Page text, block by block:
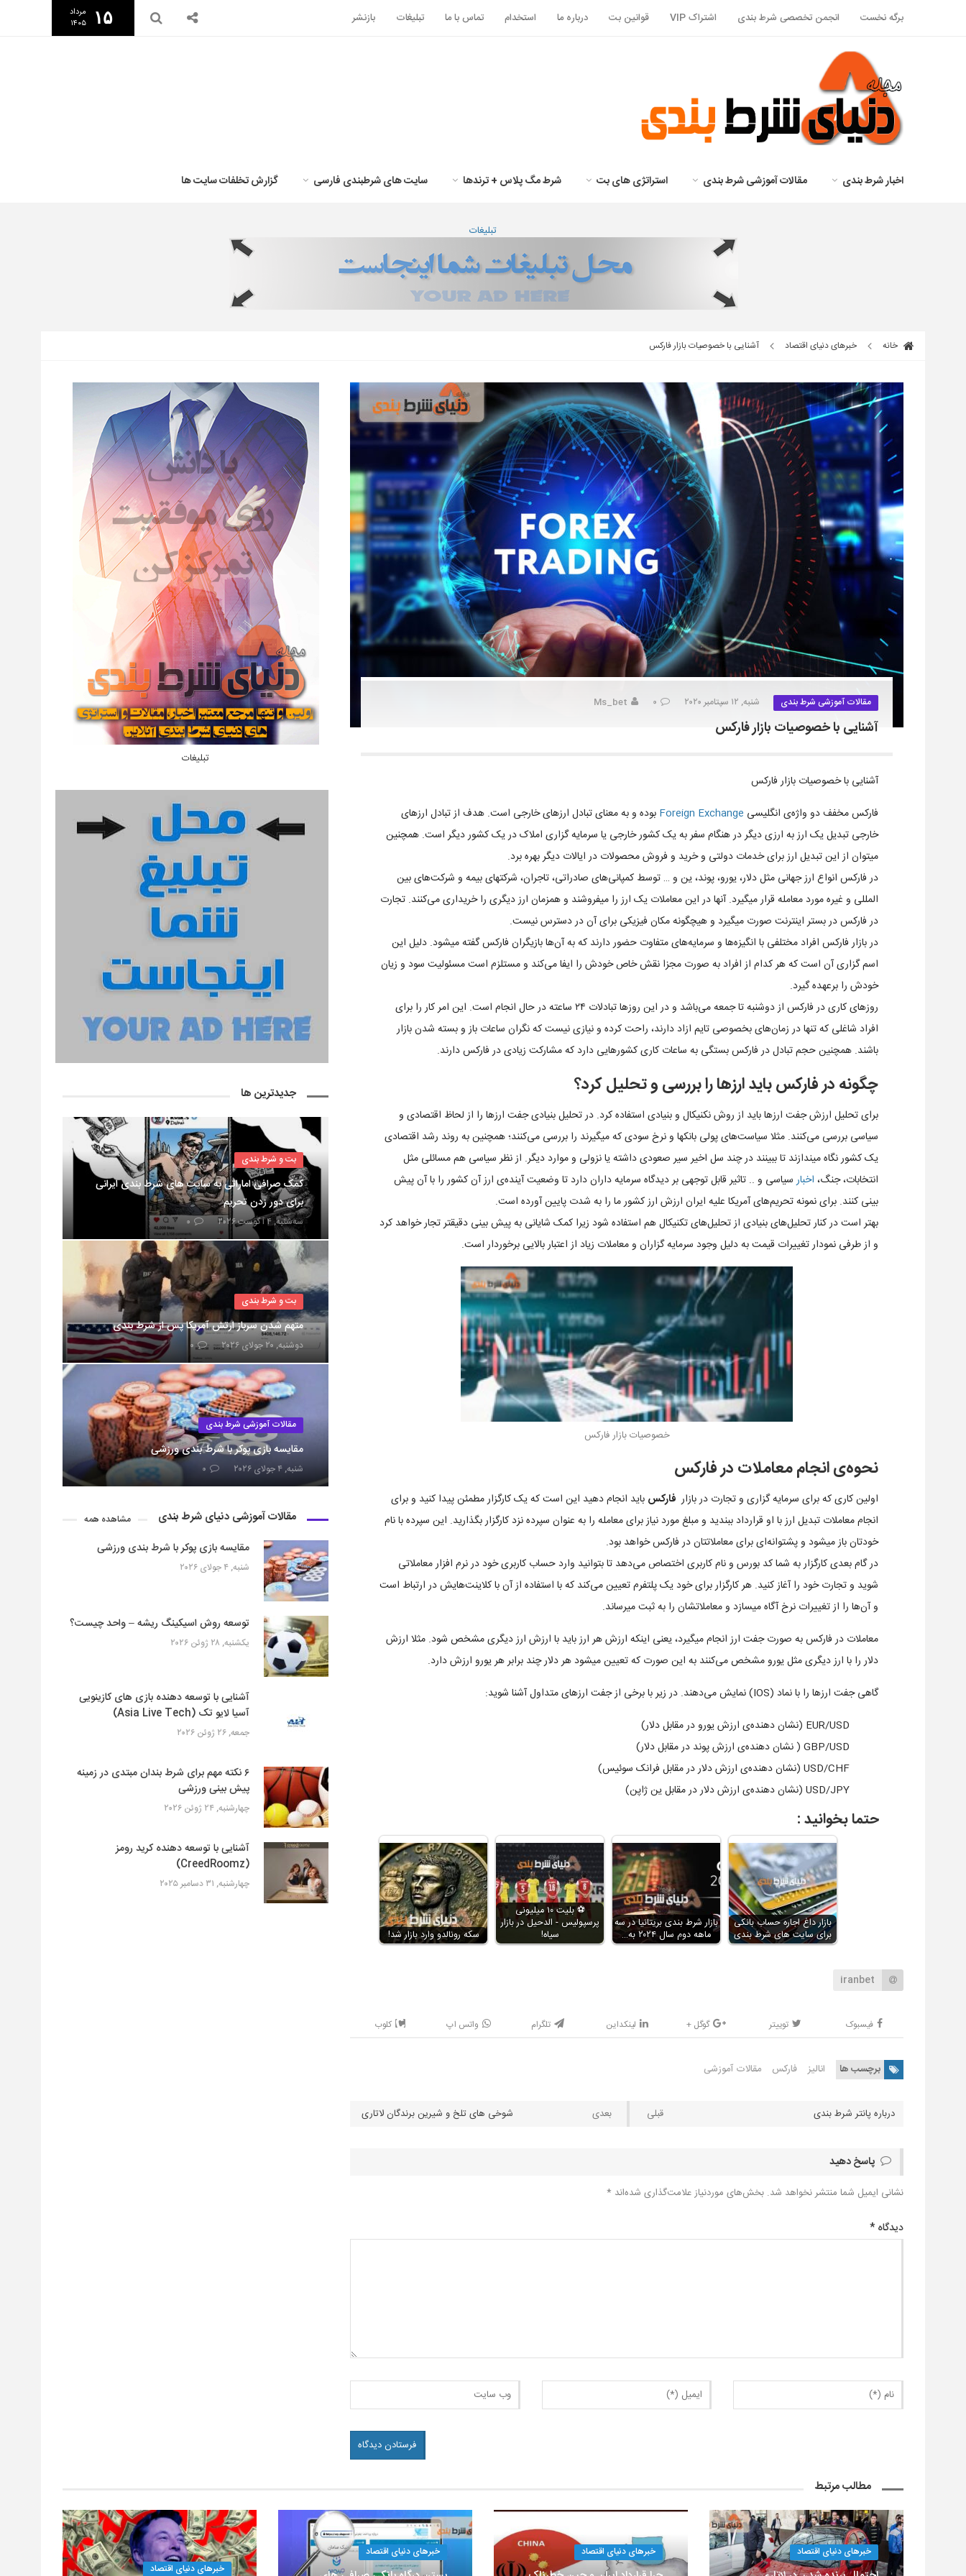
برگه نخست انجمن تخصصی شرط بندی اشتراک VIP قوانین بت درباره ما استخدام تماس با ما تبلیغات بازنشر ۱۵
مرداد
۱۴۰۵
اخبار شرط بندی مقالات آموزشی شرط بندی استراتژی های بت شرط مگ پلاس + ترندها سایت های شرطبندی فارسی گزارش تخلفات سایت ها
تبلیغات
خانه خبرهای دنیای اقتصاد آشنایی با خصوصیات بازار فارکس
مقالات آموزشی شرط بندی شنبه, ۱۲ سپتامبر ۲۰۲۰ ۰ Ms_bet
آشنایی با خصوصیات بازار فارکس
آشنایی با خصوصیات بازار فارکس
فارکس مخفف دو واژه‌ی انگلیسی Foreign Exchange بوده و به معنای تبادل ارزهای خارجی است. هدف از تبادل ارزهای
خارجی تبدیل یک ارز به ارزی دیگر در هنگام سفر به یک کشور خارجی یا سرمایه گزاری املاک در یک کشور دیگر است. همچنین
میتوان از این تبدیل ارز برای خدمات دولتی و خرید و فروش محصولات در ایالات دیگر بهره برد.
در فارکس انواع ارز جهانی مثل دلار، یورو، پوند، ین و … توسط کمپانی‌های صادراتی، تاجران، شرکتهای بیمه و شرکت‌های بین
المللی و غیره مورد معامله قرار میگیرد. آنها در این معاملات یک ارز را میفروشند و همزمان ارز دیگری را خریداری می‌کنند. تجارت
در فارکس در بستر اینترنت صورت میگیرد و هیچگونه مکان فیزیکی برای آن در دسترس نیست.
در بازار فارکس افراد مختلفی با انگیزه‌ها و سرمایه‌های متفاوت حضور دارند که به آن‌ها بازیگران فارکس گفته میشود. دلیل این
اسم گزاری آن است که هر کدام از افراد به صورت مجزا نقش خاص خودش را ایفا می‌کند و مستلزم است مسئولیت سود و زیان
خودش را برعهده گیرد.
روزهای کاری در فارکس از دوشنبه تا جمعه می‌باشد و در این روزها تبادلات ۲۴ ساعته در حال انجام است. این امر کار را برای
افراد شاغلی که تنها در زمان‌های بخصوصی تایم ازاد دارند، راحت کرده و نیازی نیست که نگران ساعات باز و بسته شدن بازار
باشند. همچنین حجم تبادل در فارکس بستگی به ساعات کاری کشورهایی دارد که مشارکت زیادی در فارکس دارند.
چگونه در فارکس باید ارزها را بررسی و تحلیل کرد؟
برای تحلیل ارزش جفت ارزها باید از روش نکنیکال و بنیادی استفاده کرد. در تحلیل بنیادی جفت ارزها را از لحاظ اقتصادی و
سیاسی بررسی می‌کنند. مثلا سیاست‌های پولی بانکها و نرخ سودی که میگیرند را بررسی می‌کنند؛ همچنین به روند رشد اقتصادی
یک کشور نگاه میندازند تا ببینند در چند سل اخیر سیر صعودی داشته یا نزولی و موارد دیگر. از نظر سیاسی هم مسائلی مثل
انتخابات، جنگ، اخبار سیاسی و .. تاثیر قابل توجهی بر دیدگاه سرمایه داران دارد تا وضعیت آینده‌ی ارز آن کشور را با آن پیش
بینی کنند. برای نمونه تحریم‌های آمریکا علیه ایران ارزش ارز کشور ما را به شدت پایین آورده است.
بهتر است در کنار تحلیل‌های بنیادی از تحلیل‌های تکنیکال هم استفاده شود زیرا کمک شایانی به پیش بینی دقیقتر تجار خواهد کرد
و از طرفی نمودار تغییرات قیمت به دلیل وجود سرمایه گزاران و معاملات زیاد از اعتبار بالایی برخوردار است.
خصوصیات بازار فارکس
نحوه‌ی انجام معاملات در فارکس
اولین کاری که برای سرمایه گزاری و تجارت در بازار فارکس باید انجام دهید این است که یک کارگزار مطمئن پیدا کنید و برای
انجام معاملات تبدیل ارز با او قرارداد ببندید و مبلغ مورد نیاز برای معامله را به عنوان سپرده نزد کارگزار بگذارید. این سپرده با نام
خودتان باز میشود و پشتوانه‌ای برای معاملاتتان در فارکس خواهد بود.
در گام بعدی کارگزار به شما کد بورس و نام کاربری اختصاص می‌دهد تا بتوانید وارد حساب کاربری خود در نرم افزار معاملاتی
شوید و تجارت خود را آغاز کنید. هر کارگزار برای خود یک پلتفرم تعیین می‌کند که با استفاده از آن با کلاینت‌هایش در ارتباط است
و آن‌ها را از تغییرات نرخ آگاه میسازد و معاملاتشان را به ثبت میرساند.
معاملات در فارکس به صورت جفت ارز انجام میگیرد، یعنی اینکه ارزش هر ارز باید با ارزش ارز دیگری مشخص شود. مثلا ارزش
دلار را با ارز دیگری مثل یورو مشخص می‌کنند به این صورت که تعیین میشود هر دلار چند برابر هر یورو ارزش دارد.
گاهی جفت ارزها را با نماد (IOS) نمایش می‌دهند. در زیر با برخی از جفت ارزهای متداول آشنا شوید:
EUR/USD (نشان دهنده‌ی ارزش یورو در مقابل دلار)
GBP/USD ( نشان دهنده‌ی ارزش پوند در مقابل دلار)
USD/CHF (نشان دهنده‌ی ارزش دلار در مقابل فرانک سوئیس)
USD/JPY (نشان دهنده‌ی ارزش دلار در مقابل ین ژاپن)
حتما بخوانید :
سکه رونالدو وارد بازار شد!
⚽️ بلیت ۱۰ میلیونی
پرسپولیس - الدحیل در بازار
سیاه!
بازار شرط بندی بریتانیا در سه
ماهه دوم سال ۲۰۲۴ به…
بازار داغ اجاره حساب بانکی
برای سایت های شرط بندی
iranbet
فیسبوک توییتر گوگل + لینکداین تلگرام واتس اپ کلوب
برچسب ها انالیز فارکس مقالات آموزشی
درباره پانتر شرط بندی شوخی های تلخ و شیرین برندگان لاتاری
پاسخ دهید
نشانی ایمیل شما منتشر نخواهد شد. بخش‌های موردنیاز علامت‌گذاری شده‌اند *
دیدگاه *
تبلیغات
جدیدترین ها
بت و شرط بندی
کمک صرافی اماراتی به سایت های شرط بندی ایرانی
برای دور زدن تحریم
سه‌شنبه, ۴ آگوست ۲۰۲۶ ۰
بت و شرط بندی
متهم شدن سرباز ارتش آمریکا پس از شرط بندی
دوشنبه, ۲۰ جولای ۲۰۲۶ ۰
مقالات آموزشی شرط بندی
مقایسه بازی پوکر با شرط بندی ورزشی
شنبه, ۴ جولای ۲۰۲۶ ۰
مقالات آموزشی دنیای شرط بندی مشاهده همه
مقایسه بازی پوکر با شرط بندی ورزشی
شنبه, ۴ جولای ۲۰۲۶
توسعه روش اسیکینگ ریشه – واحد چیست؟
یکشنبه, ۲۸ ژوئن ۲۰۲۶
آشنایی با توسعه دهنده بازی های کازینویی
آسیا لایو تک (Asia Live Tech)
جمعه, ۲۶ ژوئن ۲۰۲۶
۶ نکته مهم برای شرط بندان مبتدی در زمینه
پیش بینی ورزشی
چهارشنبه, ۲۴ ژوئن ۲۰۲۶
آشنایی با توسعه دهنده کرید رومز
(CreedRoomz)
چهارشنبه, ۳۱ دسامبر ۲۰۲۵
مطالب مرتبط
خبرهای دنیای اقتصاد خبرهای دنیای اقتصاد خبرهای دنیای اقتصاد
خبرهای دنیای اقتصاد